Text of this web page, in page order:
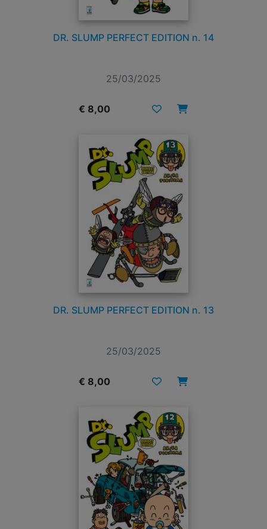
DR. SLUMP PERFECT EDITION n. 14
25/03/2025
€ 8,00
DR. SLUMP PERFECT EDITION n. 13
25/03/2025
€ 8,00